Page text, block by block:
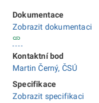
Dokumentace
Zobrazit dokumentaci
Kontaktní bod
Martin Černý, ČSÚ
Specifikace
Zobrazit specifikaci